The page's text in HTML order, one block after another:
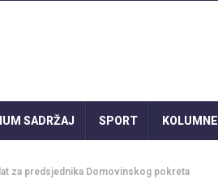
SADRŽAJ SPORT KOLUMNE
za predsjednika Domovinskog pokreta